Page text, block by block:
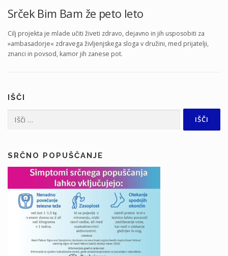
Srček Bim Bam že peto leto
Cilj projekta je mlade učiti živeti zdravo, dejavno in jih usposobiti za
»ambasadorje« zdravega življenjskega sloga v družini, med prijatelji,
znanci in povsod, kamor jih zanese pot.
IŠČI
SRČNO POPUŠČANJE